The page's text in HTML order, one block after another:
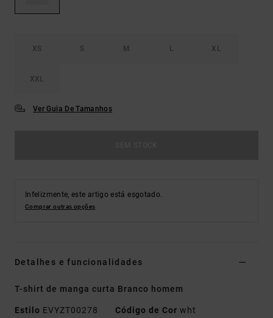
XS S M L XL
XXL
Ver Guia De Tamanhos
Infelizmente, este artigo está esgotado.
Comprar outras opções
Detalhes e funcionalidades
T-shirt de manga curta Branco homem
Estilo EVYZT00278 Código de Cor wht